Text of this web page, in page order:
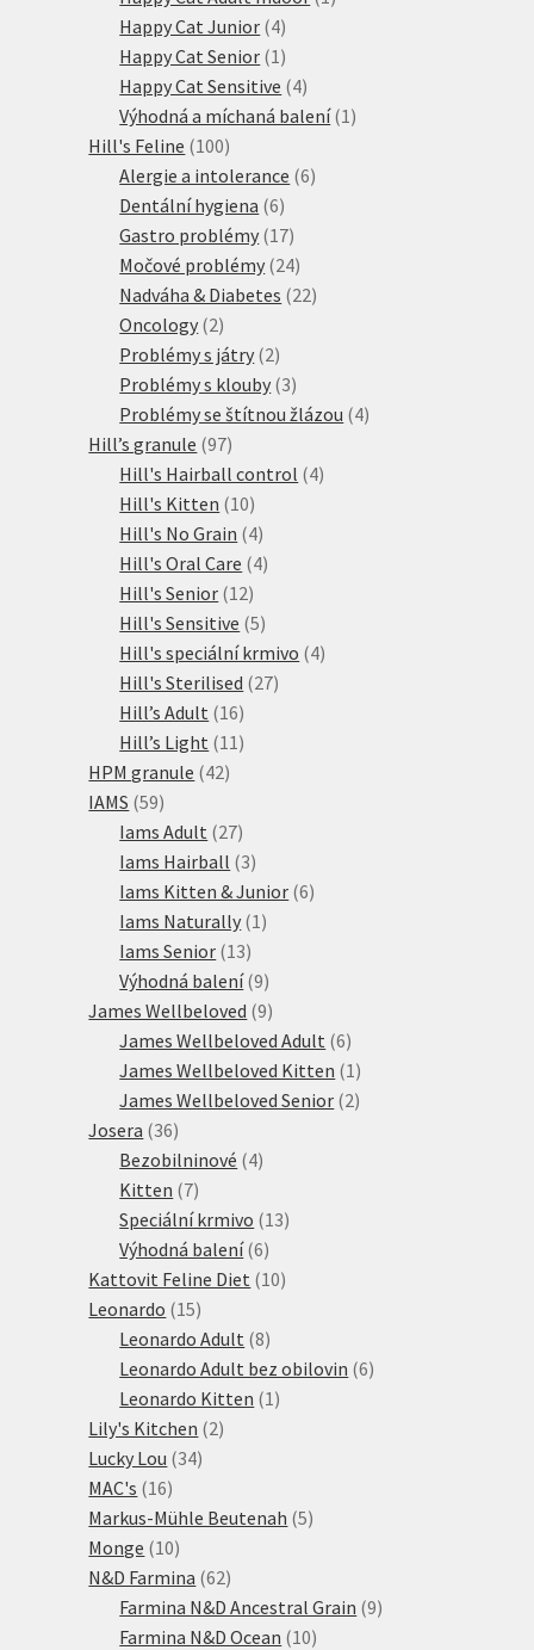
Happy Cat Junior 44
produkty
Happy Cat Senior 1 1
produkt
Happy Cat Sensitive 44
produkty
Výhodná a míchaná balení 1 1
Hill's Feline 100100
produktů
Alergie a intolerance 66
Dentální hygiena 66
produktů
Gastro problémy 1717
produktů
Močové problémy 2424
produktů
Nadváha & Diabetes 2222
Oncology 22
produkty
Problémy s játry 22
produkty
Problémy s klouby 33
produkty
Problémy se štítnou žlázou 44
Hill’s granule 9797
produktů
Hill's Hairball control 44
Hill's Kitten 1010
produktů
Hill's No Grain 44
produkty
Hill's Oral Care 44
Hill's Senior 1212
produktů
Hill's Sensitive 55
produktů
Hill's speciální krmivo 44
Hill's Sterilised 2727
Hill’s Adult 1616
produktů
Hill’s Light 11 11
HPM granule 4242
IAMS 5959
produktů
Iams Adult 2727
produktů
Iams Hairball 33
produkty
Iams Kitten & Junior 66
Iams Naturally 1 1
Iams Senior 1313
produktů
Výhodná balení 99
produktů
James Wellbeloved 99
produktů
James Wellbeloved Adult 66
produktů
James Wellbeloved Kitten 1 1
produkt
James Wellbeloved Senior 22
Josera 3636
produktů
Bezobilninové 44
Kitten 77
produktů
Speciální krmivo 1313
Výhodná balení 66
produktů
Kattovit Feline Diet 1010
Leonardo 1515
produktů
Leonardo Adult 88
produktů
Leonardo Adult bez obilovin 66
Leonardo Kitten 1 1
Lily's Kitchen 22
Lucky Lou 3434
MAC's 1616
produktů
Markus-Mühle Beutenah 55
Monge 1010
produktů
N&D Farmina 6262
produktů
Farmina N&D Ancestral Grain 99
Farmina N&D Ocean 1010